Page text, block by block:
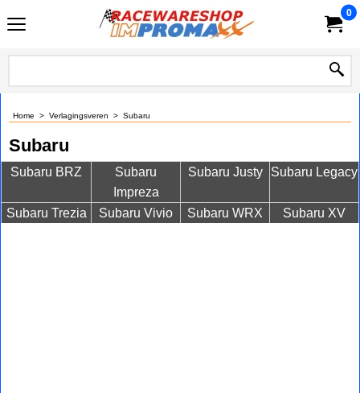
0
Home > Verlagingsveren > Subaru
Subaru
Subaru BRZ
Subaru
Impreza
Subaru Justy Subaru Legacy
Subaru Trezia Subaru Vivio Subaru WRX Subaru XV